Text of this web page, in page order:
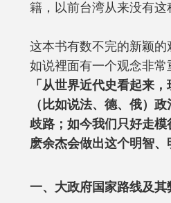
籍，以前台湾从来没有
这本书有数不完的新颖
如说裡面有一个观念非
「从世界近代史看起来
（比如说法、德、俄）
歧路；如今我们只好走
麽余杰会做出这个明智、
一、大政府国家路线及其